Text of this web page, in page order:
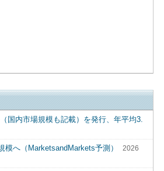
国内市場規模も記載）を発行、年平均3.
へ（MarketsandMarkets予測）
2026